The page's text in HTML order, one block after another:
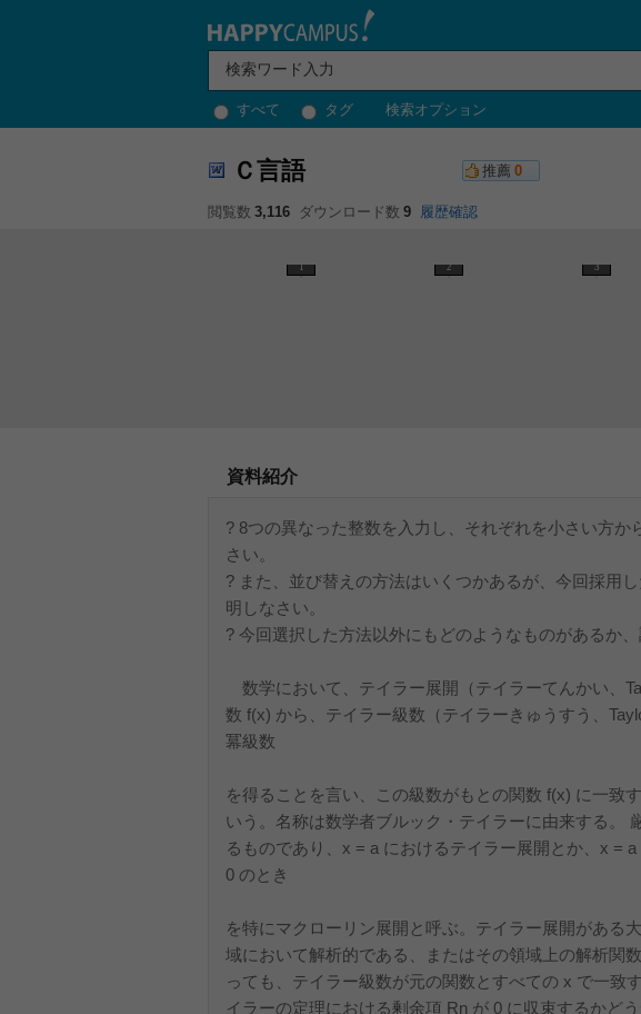
すべて タグ 検索オプション
Ｃ言語 推薦 0
閲覧数 3,116 ダウンロード数 9 履歴確認
1 2 3
資料紹介
? 8つの異なった整数を入力し、それぞれを小さい方
さい。
? また、並び替えの方法はいくつかあるが、今回採用
明しなさい。
? 今回選択した方法以外にもどのようなものがあるか、
数学において、テイラー展開（テイラーてんかい、
数 f(x) から、テイラー級数（テイラーきゅうすう、
冪級数
を得ることを言い、この級数がもとの関数 f(x) に一致
いう。名称は数学者ブルック・テイラーに由来する。
るものであり、x = a におけるテイラー展開とか、x =
0 のとき
を特にマクローリン展開と呼ぶ。テイラー展開がある
域において解析的である、またはその領域上の解析関
っても、テイラー級数が元の関数とすべての x で一致
イラーの定理における剰余項 Rn が 0 に収束するかど